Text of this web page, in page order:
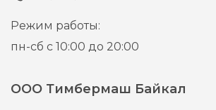
Режим работы:
пн-сб с 10:00 до 20:00
ООО Тимбермаш Байкал